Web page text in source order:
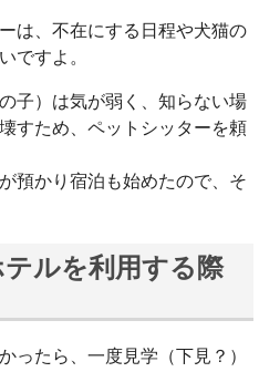
は、不在にする日程や犬猫の
ですよ。
子）は気が弱く、知らない場
すため、ペットシッターを頼
預かり宿泊も始めたので、そ
ルを利用する際
ったら、一度見学（下見？）